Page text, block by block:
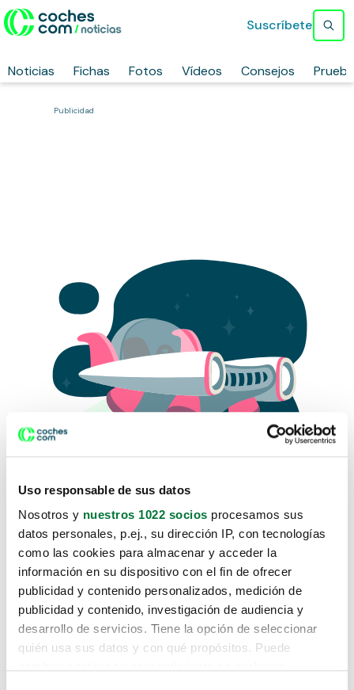
Uso responsable de sus datos
Nosotros y nuestros 1022 socios procesamos sus
datos personales, p.ej., su dirección IP, con tecnologías
como las cookies para almacenar y acceder la
información en su dispositivo con el fin de ofrecer
publicidad y contenido personalizados, medición de
publicidad y contenido, investigación de audiencia y
desarrollo de servicios. Tiene la opción de seleccionar
quién usa sus datos y con qué propósitos. Puede
Noticias Fichas Fotos Vídeos Consejos
Suscríbete
Publicidad
Lo sentimos, no sabemos como
te hemos traido hasta aquí.
Pero puedes encontrar el coche que estás
buscando en alguno de estos enlaces: